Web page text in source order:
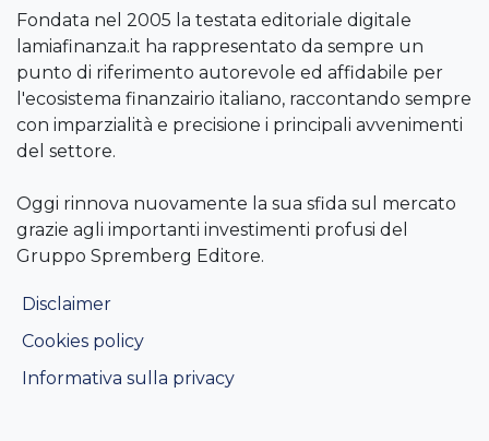
Fondata nel 2005 la testata editoriale digitale
lamiafinanza.it ha rappresentato da sempre un
punto di riferimento autorevole ed affidabile per
l'ecosistema finanzairio italiano, raccontando sempre
con imparzialità e precisione i principali avvenimenti
del settore.
Oggi rinnova nuovamente la sua sfida sul mercato
grazie agli importanti investimenti profusi del
Gruppo Spremberg Editore.
Disclaimer
Cookies policy
Informativa sulla privacy